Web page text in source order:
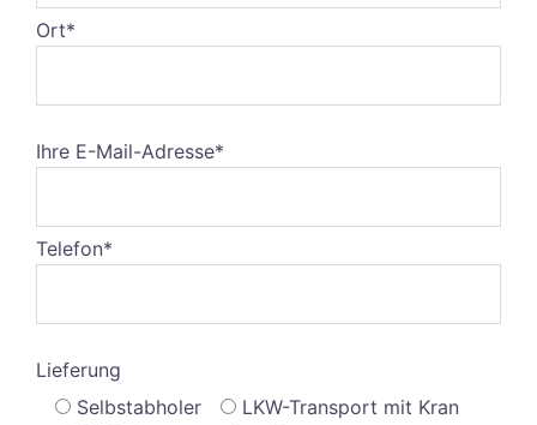
Ort*
Ihre E-Mail-Adresse*
Telefon*
Lieferung
Selbstabholer
LKW-Transport mit Kran